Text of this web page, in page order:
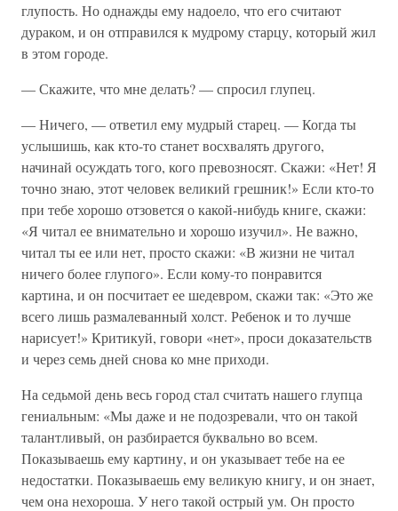
глупость. Но однажды ему надоело, что его считают
дураком, и он отправился к мудрому старцу, который жил
в этом городе.
— Скажите, что мне делать? — спросил глупец.
— Ничего, — ответил ему мудрый старец. — Когда ты
услышишь, как кто-то станет восхвалять другого,
начинай осуждать того, кого превозносят. Скажи: «Нет! Я
точно знаю, этот человек великий грешник!» Если кто-то
при тебе хорошо отзовется о какой-нибудь книге, скажи:
«Я читал ее внимательно и хорошо изучил». Не важно,
читал ты ее или нет, просто скажи: «В жизни не читал
ничего более глупого». Если кому-то понравится
картина, и он посчитает ее шедевром, скажи так: «Это же
всего лишь размалеванный холст. Ребенок и то лучше
нарисует!» Критикуй, говори «нет», проси доказательств
и через семь дней снова ко мне приходи.
На седьмой день весь город стал считать нашего глупца
гениальным: «Мы даже и не подозревали, что он такой
талантливый, он разбирается буквально во всем.
Показываешь ему картину, и он указывает тебе на ее
недостатки. Показываешь ему великую книгу, и он знает,
чем она нехороша. У него такой острый ум. Он просто